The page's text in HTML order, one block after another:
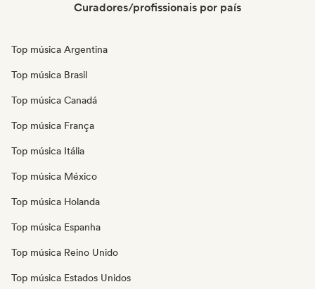
Curadores/profissionais por país
Top música Argentina
Top música Brasil
Top música Canadá
Top música França
Top música Itália
Top música México
Top música Holanda
Top música Espanha
Top música Reino Unido
Top música Estados Unidos